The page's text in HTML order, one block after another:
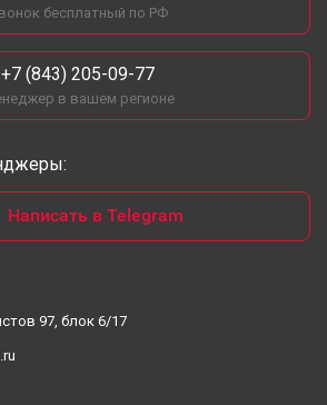
бесплатный по РФ
+7 (843) 205-09-77
в вашем регионе
Написать в Telegram
97, блок 6/17